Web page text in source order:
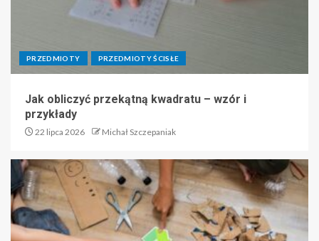
PRZEDMIOTY PRZEDMIOTY ŚCISŁE
Jak obliczyć przekątną kwadratu – wzór i
przykłady
22 lipca 2026 Michał Szczepaniak